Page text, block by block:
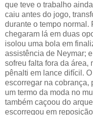
que teve o trabalho
caiu antes do jogo,
durante o tempo normal.
chegaram lá em duas
isolou uma bola em
assistência de Neymar;
sofreu falta fora da área,
pênalti em lance difícil.
escorregar na cobrança,
um termo da moda no
também caçoou do
escorregou em